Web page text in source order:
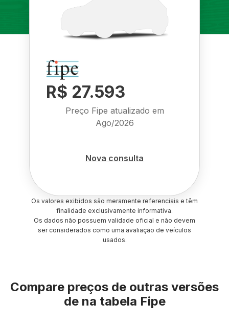
R$ 27.593
Preço Fipe atualizado em
Ago/2026
Nova consulta
Os valores exibidos são meramente referenciais e têm
finalidade exclusivamente informativa.
Os dados não possuem validade oficial e não devem
ser considerados como uma avaliação de veículos
usados.
Compare preços de outras versões
de na tabela Fipe